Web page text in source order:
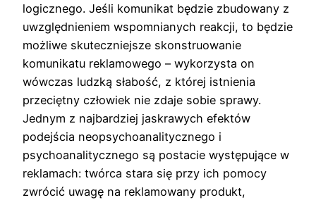
logicznego. Jeśli komunikat będzie zbudowany z
uwzględnieniem wspomnianych reakcji, to będzie
możliwe skuteczniejsze skonstruowanie
komunikatu reklamowego – wykorzysta on
wówczas ludzką słabość, z której istnienia
przeciętny człowiek nie zdaje sobie sprawy.
Jednym z najbardziej jaskrawych efektów
podejścia neopsychoanalitycznego i
psychoanalitycznego są postacie występujące w
reklamach: twórca stara się przy ich pomocy
zwrócić uwagę na reklamowany produkt,